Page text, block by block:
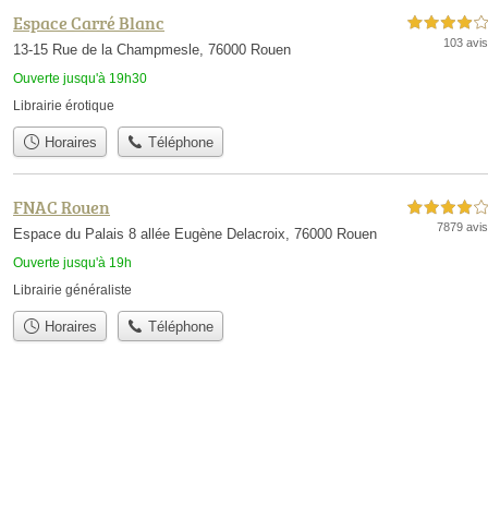
Espace Carré Blanc
13-15 Rue de la Champmesle, 76000 Rouen
Ouverte jusqu'à 19h30
4,0 étoiles sur 5
103 avis
Librairie érotique
Horaires Téléphone
FNAC Rouen
Espace du Palais 8 allée Eugène Delacroix, 76000 Rouen
Ouverte jusqu'à 19h
4,0 étoiles sur 5
7879 avis
Librairie généraliste
Horaires Téléphone